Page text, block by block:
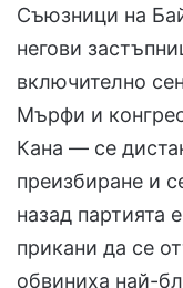
Съюзници на
негови
включително
Мърфи и
Кана — се
преизбиране и
назад партията
прикани да се
обвиниха най-